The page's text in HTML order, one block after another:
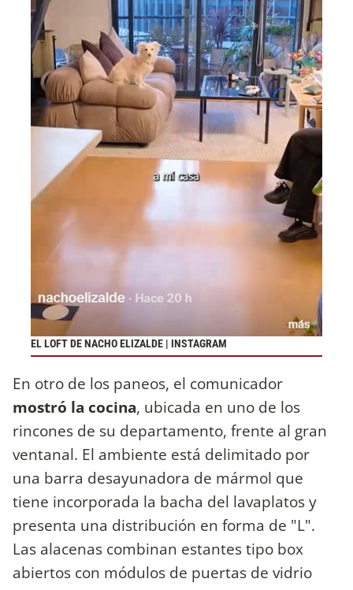
EL LOFT DE NACHO ELIZALDE | INSTAGRAM
En otro de los paneos, el comunicador
mostró la cocina, ubicada en uno de los
rincones de su departamento, frente al gran
ventanal. El ambiente está delimitado por
una barra desayunadora de mármol que
tiene incorporada la bacha del lavaplatos y
presenta una distribución en forma de "L".
Las alacenas combinan estantes tipo box
abiertos con módulos de puertas de vidrio